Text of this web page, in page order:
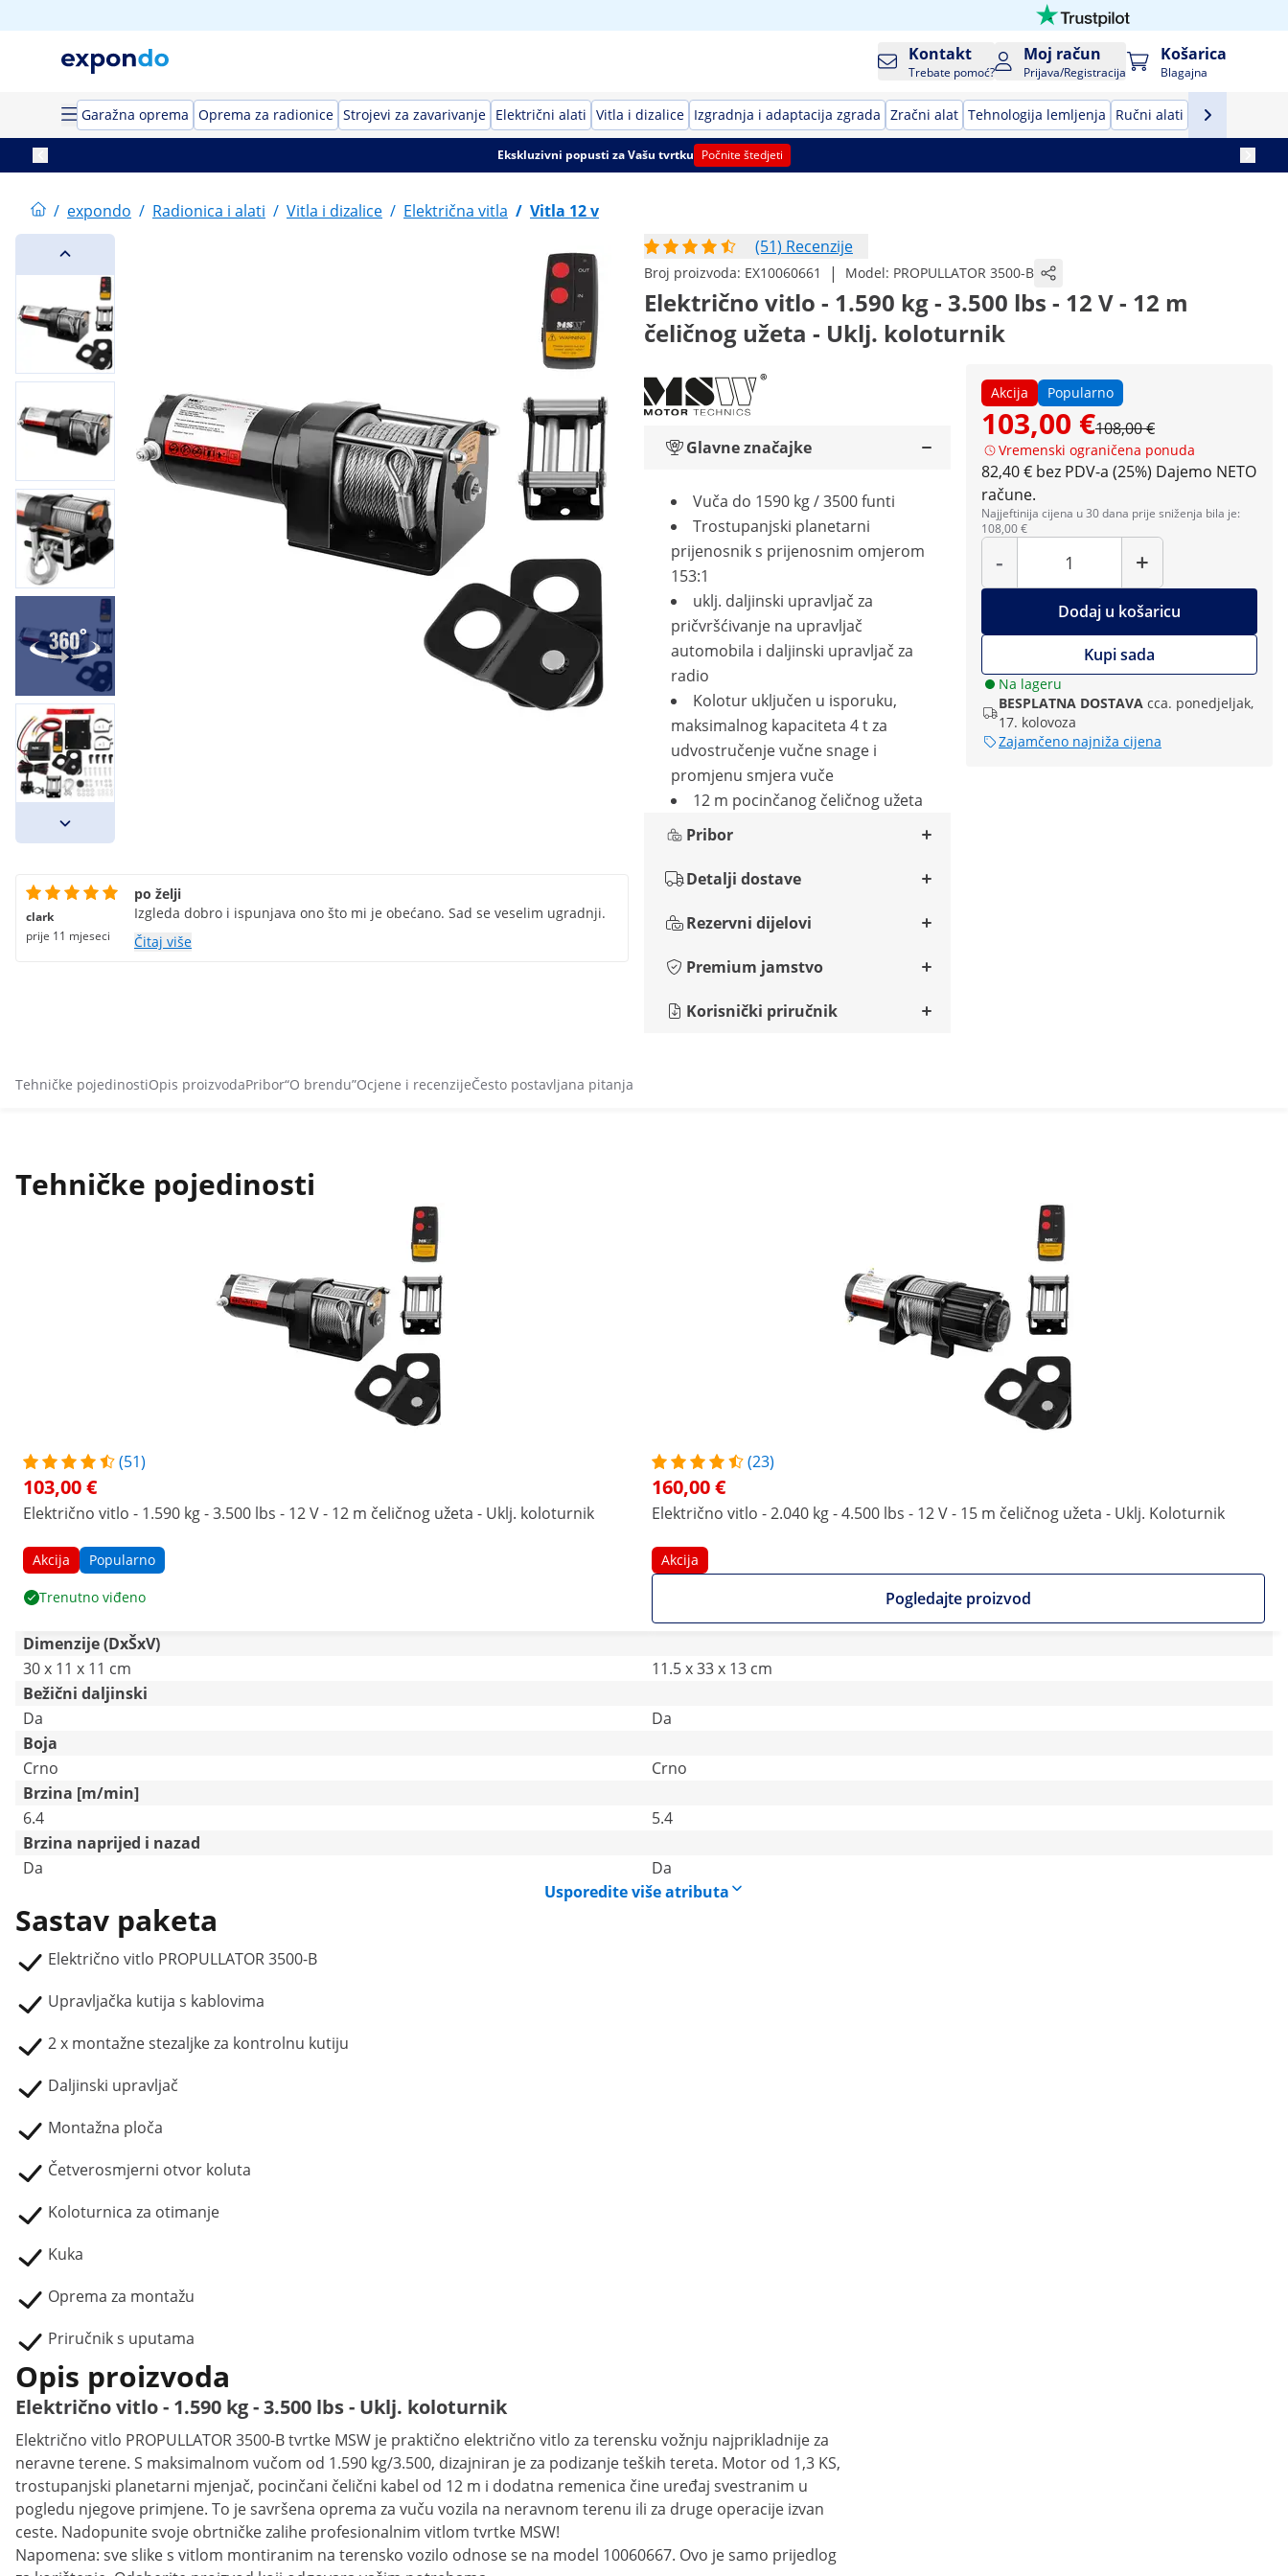
Kontakt
Trebate pomoć?
Moj račun
Prijava/Registracija
Košarica
Blagajna
Garažna oprema Oprema za radionice Strojevi za zavarivanje Električni alati Vitla i dizalice Izgradnja i adaptacija zgrada Zračni alat Tehnologija lemljenja Ručni alati Oprema za
Ekskluzivni popusti za Vašu tvrtku Počnite štedjeti
/ expondo / Radionica i alati / Vitla i dizalice / Električna vitla / Vitla 12 v
(51) Recenzije
Broj proizvoda: EX10060661 | Model: PROPULLATOR 3500-B
Električno vitlo - 1.590 kg - 3.500 lbs - 12 V - 12 m
čeličnog užeta - Uklj. koloturnik
Akcija Popularno
103,00 €108,00 €
Vremenski ograničena ponuda
82,40 € bez PDV-a (25%) Dajemo NETO
račune.
Najjeftinija cijena u 30 dana prije sniženja bila je:
108,00 €
-
Količina
+
Dodaj u košaricu
Kupi sada
Na lageru
BESPLATNA DOSTAVA cca. ponedjeljak,
17. kolovoza
Zajamčeno najniža cijena
Glavne značajke
Vuča do 1590 kg / 3500 funti
Trostupanjski planetarni
prijenosnik s prijenosnim omjerom
153:1
uklj. daljinski upravljač za
pričvršćivanje na upravljač
automobila i daljinski upravljač za
radio
Kolotur uključen u isporuku,
maksimalnog kapaciteta 4 t za
udvostručenje vučne snage i
promjenu smjera vuče
12 m pocinčanog čeličnog užeta
Pribor
Detalji dostave
Rezervni dijelovi
Premium jamstvo
Korisnički priručnik
clark
prije 11 mjeseci
po želji
Izgleda dobro i ispunjava ono što mi je obećano. Sad se veselim ugradnji.
Čitaj više
Tehničke pojedinostiOpis proizvodaPribor“O brendu”Ocjene i recenzijeČesto postavljana pitanja
Tehničke pojedinosti
(51)
103,00 €
Električno vitlo - 1.590 kg - 3.500 lbs - 12 V - 12 m čeličnog užeta - Uklj. koloturnik
Akcija Popularno
Trenutno viđeno
(23)
160,00 €
Električno vitlo - 2.040 kg - 4.500 lbs - 12 V - 15 m čeličnog užeta - Uklj. Koloturnik
Akcija
Pogledajte proizvod
Dimenzije (DxŠxV)
30 x 11 x 11 cm
11.5 x 33 x 13 cm
Bežični daljinski
Da
Da
Boja
Crno
Crno
Brzina [m/min]
6.4
5.4
Brzina naprijed i nazad
Da
Da
Usporedite više atributa
Sastav paketa
Električno vitlo PROPULLATOR 3500-B
Upravljačka kutija s kablovima
2 x montažne stezaljke za kontrolnu kutiju
Daljinski upravljač
Montažna ploča
Četverosmjerni otvor koluta
Koloturnica za otimanje
Kuka
Oprema za montažu
Priručnik s uputama
Opis proizvoda
Električno vitlo - 1.590 kg - 3.500 lbs - Uklj. koloturnik
Električno vitlo PROPULLATOR 3500-B tvrtke MSW je praktično električno vitlo za terensku vožnju najprikladnije za
neravne terene. S maksimalnom vučom od 1.590 kg/3.500, dizajniran je za podizanje teških tereta. Motor od 1,3 KS,
trostupanjski planetarni mjenjač, ​​pocinčani čelični kabel od 12 m i dodatna remenica čine uređaj svestranim u
pogledu njegove primjene. To je savršena oprema za vuču vozila na neravnom terenu ili za druge operacije izvan
ceste. Nadopunite svoje obrtničke zalihe profesionalnim vitlom tvrtke MSW!
Napomena: sve slike s vitlom montiranim na terensko vozilo odnose se na model 10060667. Ovo je samo prijedlog